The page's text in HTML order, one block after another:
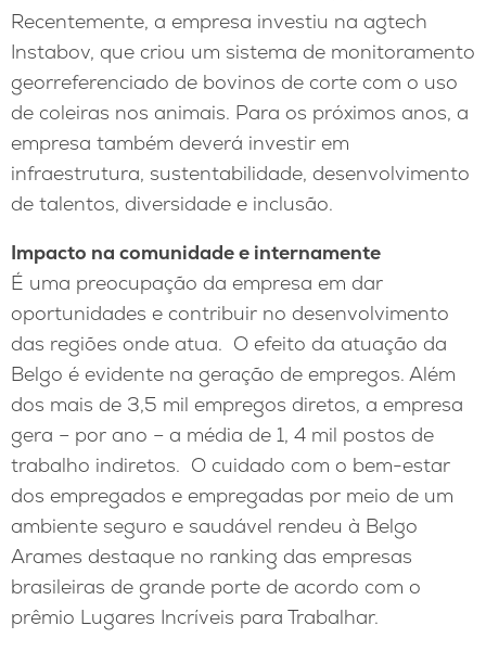
Recentemente, a empresa investiu na agtech
Instabov, que criou um sistema de monitoramento
georreferenciado de bovinos de corte com o uso
de coleiras nos animais. Para os próximos anos, a
empresa também deverá investir em
infraestrutura, sustentabilidade, desenvolvimento
de talentos, diversidade e inclusão.
Impacto na comunidade e internamente
É uma preocupação da empresa em dar
oportunidades e contribuir no desenvolvimento
das regiões onde atua. O efeito da atuação da
Belgo é evidente na geração de empregos. Além
dos mais de 3,5 mil empregos diretos, a empresa
gera – por ano – a média de 1, 4 mil postos de
trabalho indiretos. O cuidado com o bem-estar
dos empregados e empregadas por meio de um
ambiente seguro e saudável rendeu à Belgo
Arames destaque no ranking das empresas
brasileiras de grande porte de acordo com o
prêmio Lugares Incríveis para Trabalhar.